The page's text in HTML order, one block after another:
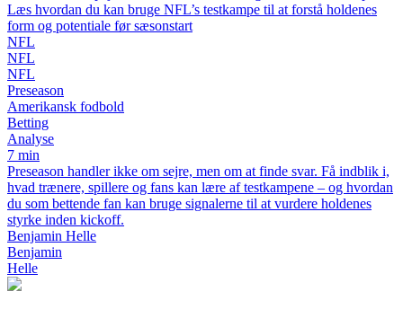
Læs hvordan du kan bruge NFL’s testkampe til at forstå holdenes
form og potentiale før sæsonstart
NFL
NFL
NFL
Preseason
Amerikansk fodbold
Betting
Analyse
7 min
Preseason handler ikke om sejre, men om at finde svar. Få indblik i,
hvad trænere, spillere og fans kan lære af testkampene – og hvordan
du som bettende fan kan bruge signalerne til at vurdere holdenes
styrke inden kickoff.
Benjamin Helle
Benjamin
Helle